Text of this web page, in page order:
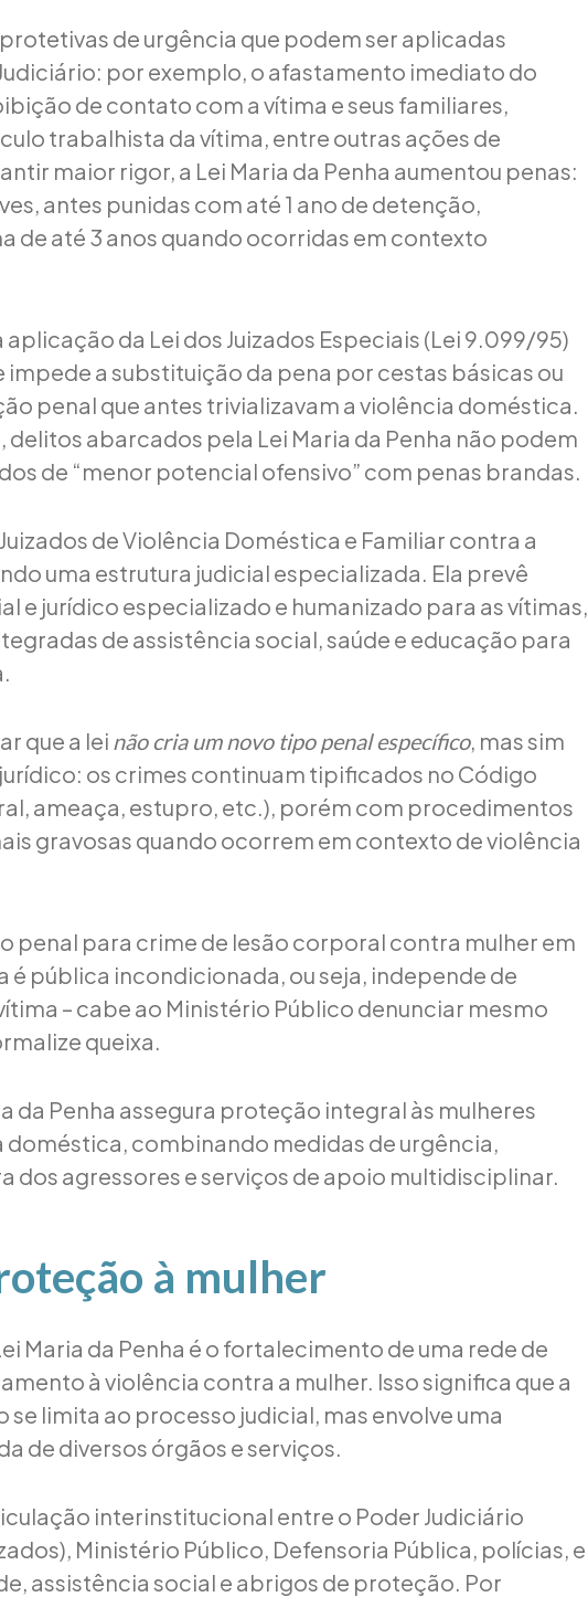
de urgência que podem ser aplicadas
por exemplo, o afastamento imediato do
de contato com a vítima e seus familiares,
trabalhista da vítima, entre outras ações de
maior rigor, a Lei Maria da Penha aumentou penas:
antes punidas com até 1 ano de detenção,
de até 3 anos quando ocorridas em contexto
aplicação da Lei dos Juizados Especiais (Lei 9.099/95)
impede a substituição da pena por cestas básicas ou
penal que antes trivializavam a violência doméstica.
delitos abarcados pela Lei Maria da Penha não podem
de “menor potencial ofensivo” com penas brandas.
de Violência Doméstica e Familiar contra a
uma estrutura judicial especializada. Ela prevê
e jurídico especializado e humanizado para as vítimas,
de assistência social, saúde e educação para
que a lei não cria um novo tipo penal específico, mas sim
os crimes continuam tipificados no Código
ameaça, estupro, etc.), porém com procedimentos
gravosas quando ocorrem em contexto de violência
penal para crime de lesão corporal contra mulher em
é pública incondicionada, ou seja, independe de
– cabe ao Ministério Público denunciar mesmo
queixa.
da Penha assegura proteção integral às mulheres
doméstica, combinando medidas de urgência,
dos agressores e serviços de apoio multidisciplinar.
à mulher
Maria da Penha é o fortalecimento de uma rede de
à violência contra a mulher. Isso significa que a
se limita ao processo judicial, mas envolve uma
de diversos órgãos e serviços.
interinstitucional entre o Poder Judiciário
Ministério Público, Defensoria Pública, polícias, e
assistência social e abrigos de proteção. Por